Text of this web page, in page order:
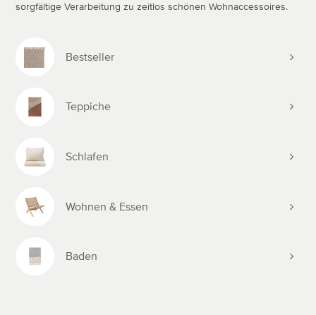
sorgfältige Verarbeitung zu zeitlos schönen Wohnaccessoires.
Bestseller
Teppiche
Schlafen
Wohnen & Essen
Baden